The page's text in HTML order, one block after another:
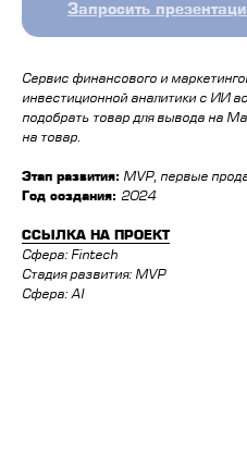
Запросить
Сервис финансового и
инвестиционной аналитики с ИИ
подобрать товар для вывода на
на товар.
Этап развития: ⁠MVP, первые
Год создания: 2024
ССЫЛКА НА ПРОЕКТ
Сфера: Fintech
Стадия развития: MVP
Сфера: AI